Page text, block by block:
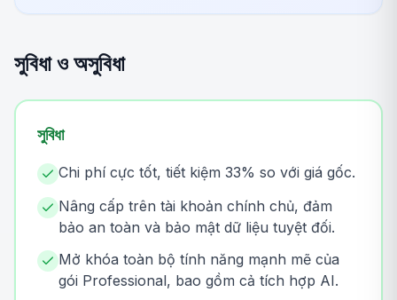
সুবিধা ও অসুবিধা
সুবিধা
Chi phí cực tốt, tiết kiệm 33% so với giá gốc.
Nâng cấp trên tài khoản chính chủ, đảm
bảo an toàn và bảo mật dữ liệu tuyệt đối.
Mở khóa toàn bộ tính năng mạnh mẽ của
gói Professional, bao gồm cả tích hợp AI.